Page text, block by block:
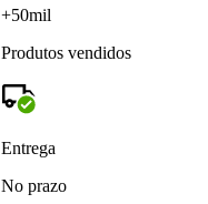
+50mil
Produtos vendidos
Entrega
No prazo